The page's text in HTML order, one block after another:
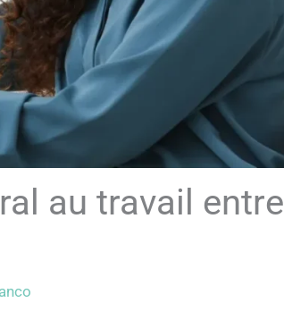
au travail entre